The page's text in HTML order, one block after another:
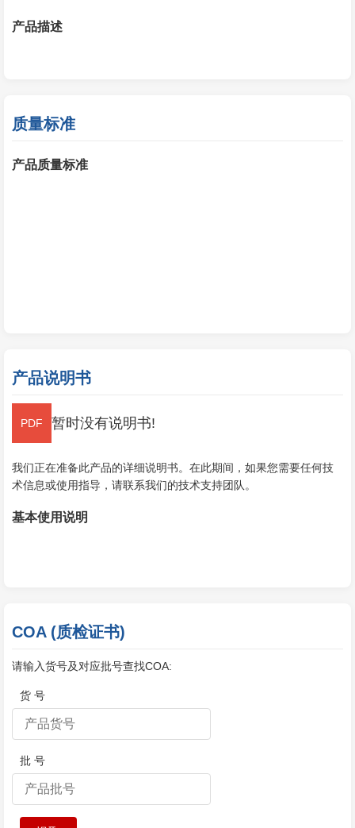
产品描述
质量标准
产品质量标准
产品说明书
暂时没有说明书!
我们正在准备此产品的详细说明书。在此期间，如果您需要任何技
术信息或使用指导，请联系我们的技术支持团队。
基本使用说明
COA (质检证书)
请输入货号及对应批号查找COA:
货 号
批 号